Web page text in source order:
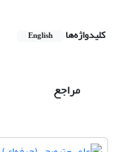
کلیدواژه‌ها English
مراجع